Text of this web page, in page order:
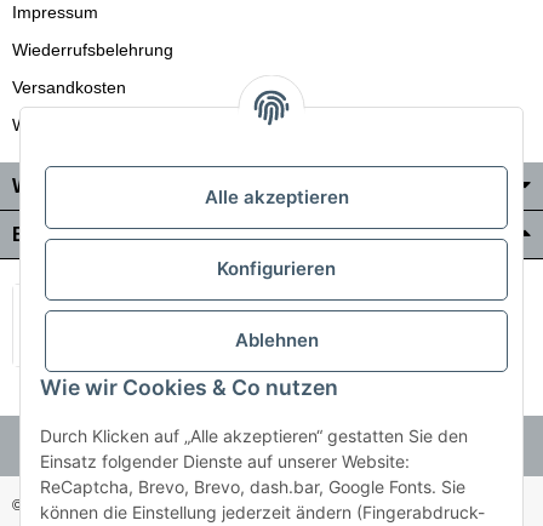
Impressum
Wiederrufsbelehrung
Versandkosten
Wir liefern auch in die Schweiz
Wo Sie uns finden
Bezahlung & Versand
© Holzner-Trading GmbH&Co KG Besucherzähler: 3509264
Alle akzeptieren
Konfigurieren
Ablehnen
Wie wir Cookies & Co nutzen
Durch Klicken auf „Alle akzeptieren“ gestatten Sie den
Einsatz folgender Dienste auf unserer Website:
ReCaptcha, Brevo, Brevo, dash.bar, Google Fonts. Sie
können die Einstellung jederzeit ändern (Fingerabdruck-